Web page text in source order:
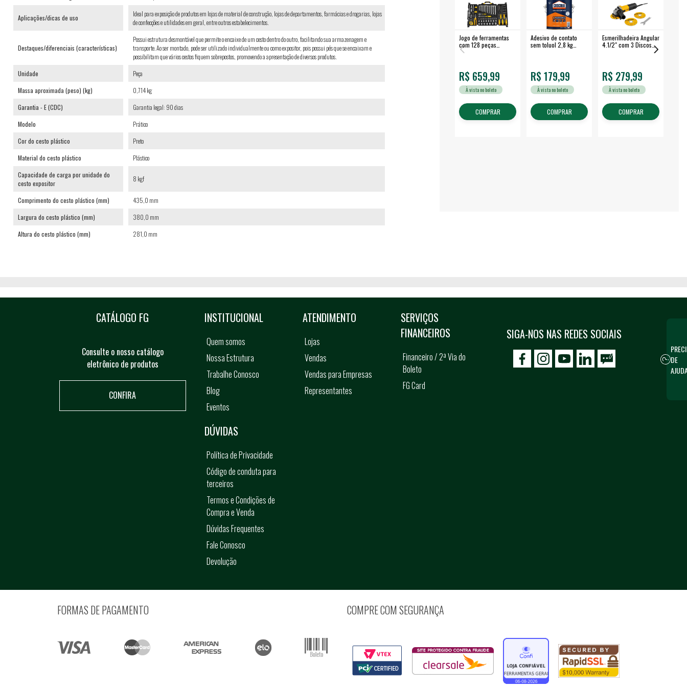
Jogo de ferramentas
com 128 peças
embalagem fechada -
R$ 659,99
À vista no boleto
COMPRAR
Adesivo de contato
sem toluol 2,8 kg
R$ 179,99
À vista no boleto
COMPRAR
Esmerilhadeira Angular
4.1/2" com 3 Discos
R$ 279,99
À vista no boleto
COMPRAR
Aplicações/dicas de uso
Ideal para exposição de produtos em lojas de material de construção, lojas de departamentos, farmácias e drogarias, lojas
de confecções e utilidades em geral, entre outros estabelecimentos.
Destaques/diferenciais (características)
Possui estrutura desmontável que permite o encaixe de um cesto dentro do outro, facilitando sua armazenagem e
transporte. Ao ser montado, pode ser utilizado individualmente ou como expositor, pois possui pés que se encaixam e
possibilitam que vários cestos fiquem sobrepostos, promovendo a apresentação de diversos produtos.
Unidade
Peça
Massa aproximada (peso) (kg)
0,714 kg
Garantia - E (CDC)
Garantia legal: 90 dias
Modelo
Prático
Cor do cesto plástico
Preto
Material do cesto plástico
Plástico
Capacidade de carga por unidade do
cesto expositor
8 kgf
Comprimento do cesto plástico (mm)
435,0 mm
Largura do cesto plástico (mm)
380,0 mm
Altura do cesto plástico (mm)
281,0 mm
CATÁLOGO FG
Consulte o nosso catálogo
eletrônico de produtos
CONFIRA
SIGA-NOS NAS REDES SOCIAIS
icon-facebook
icon-social02icon-social03
INSTITUCIONAL
Quem somos
Nossa Estrutura
Trabalhe Conosco
Blog
Eventos
ATENDIMENTO
Lojas
Vendas
Vendas para Empresas
Representantes
SERVIÇOS
FINANCEIROS
Financeiro / 2ª Via do
Boleto
FG Card
DÚVIDAS
Política de Privacidade
Código de conduta para
terceiros
Termos e Condições de
Compra e Venda
Dúvidas Frequentes
Fale Conosco
Devolução
FORMAS DE PAGAMENTO COMPRE COM SEGURANÇA
DE